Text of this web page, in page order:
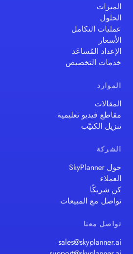
الميزات
الحلول
عمليات التكامل
الأسعار
الإعداد المُساعَد
خدمات التخصيص
الموارد
المقالات
مقاطع فيديو تعليمية
تنزيل الكتيّب
الشركة
حول SkyPlanner
العملاء
كن شريكًا
تواصل مع المبيعات
تواصل معنا
sales@skyplanner.ai